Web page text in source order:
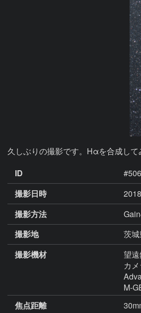
久しぶりの撮影です。Hαを合成して
ID
撮影日時
撮影方法
撮影地
茨
撮影機材
望
カ
M-
焦点距離